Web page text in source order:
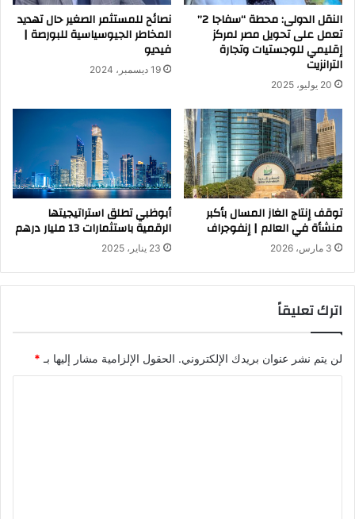
النقل الدولى: محطة “سفاجا 2”
تعمل على تحويل مصر لمركز
إقليمي للوجستيات وتجارة
الترانزيت
20 يوليو، 2025
نصائح للمستثمر الصغير حال تهديد
المخاطر الجيوسياسية للبورصة |
فيديو
19 ديسمبر، 2024
توقف إنتاج الغاز المسال بأكبر
منشأة في العالم | إنفوجراف
3 مارس، 2026
أبوظبي تطلق استراتيجيتها
الرقمية باستثمارات 13 مليار درهم
23 يناير، 2025
اترك تعليقاً
لن يتم نشر عنوان بريدك الإلكتروني. الحقول الإلزامية مشار إليها بـ *